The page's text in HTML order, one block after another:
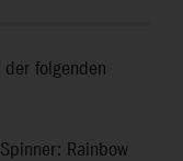
folgenden
Rainbow